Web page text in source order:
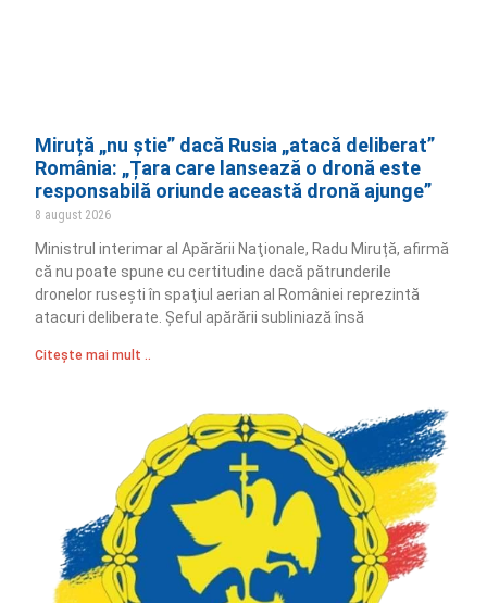
Miruță „nu știe” dacă Rusia „atacă deliberat”
România: „Țara care lansează o dronă este
responsabilă oriunde această dronă ajunge”
8 august 2026
Ministrul interimar al Apărării Naţionale, Radu Miruță, afirmă
că nu poate spune cu certitudine dacă pătrunderile
dronelor ruseşti în spaţiul aerian al României reprezintă
atacuri deliberate. Șeful apărării subliniază însă
Citește mai mult ..